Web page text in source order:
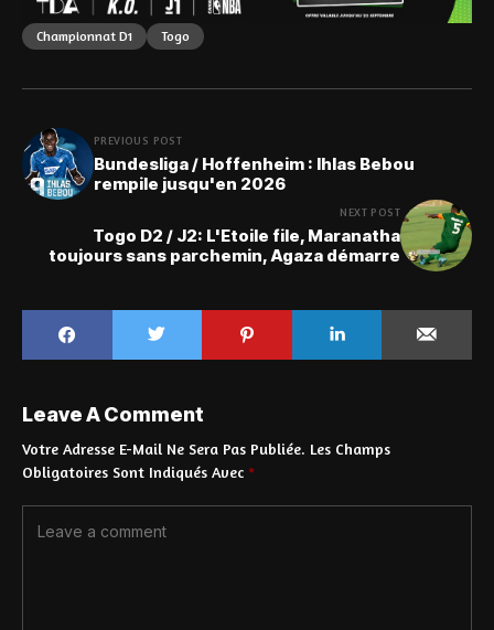
Championnat D1 Togo
PREVIOUS POST
Bundesliga / Hoffenheim : Ihlas Bebou
rempile jusqu'en 2026
NEXT POST
Togo D2 / J2: L'Etoile file, Maranatha
toujours sans parchemin, Agaza démarre
Leave A Comment
Votre Adresse E-Mail Ne Sera Pas Publiée. Les Champs
Obligatoires Sont Indiqués Avec *